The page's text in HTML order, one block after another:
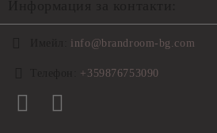
info@brandroom-bg.com
+359876753090